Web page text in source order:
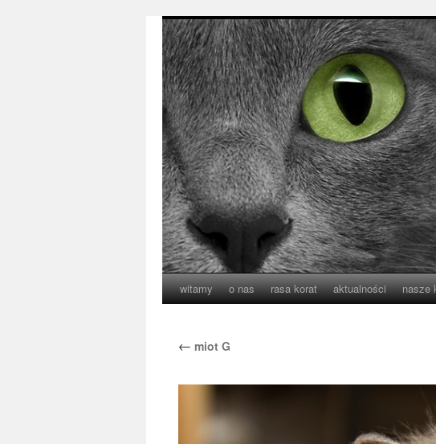
witamy o nas rasa korat aktualności nasze
← miot G